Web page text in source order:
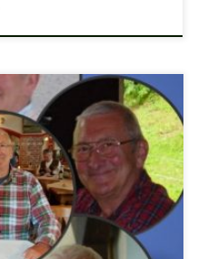
– Wir trauern um unser
der am Dienstag den 08.
Tod schockte uns alle.
Bereits 1973 übernahm er
über […]